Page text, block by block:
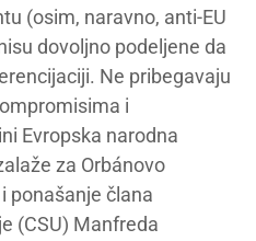
(osim, naravno, anti-EU
dovoljno podeljene da
Ne pribegavaju
i
Evropska narodna
za Orbánovo
ponašanje člana
(CSU) Manfreda